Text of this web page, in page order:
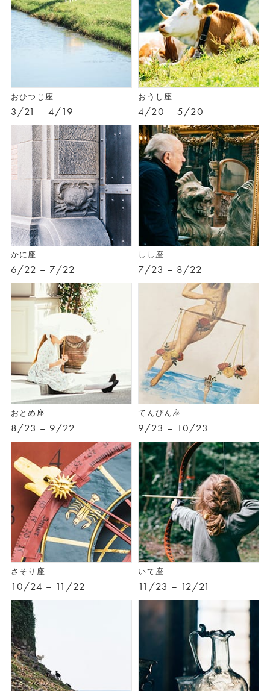
おひつじ座
3/21 – 4/19
おうし座
4/20 – 5/20
かに座
6/22 – 7/22
しし座
7/23 – 8/22
おとめ座
8/23 – 9/22
てんびん座
9/23 – 10/23
さそり座
10/24 – 11/22
いて座
11/23 – 12/21